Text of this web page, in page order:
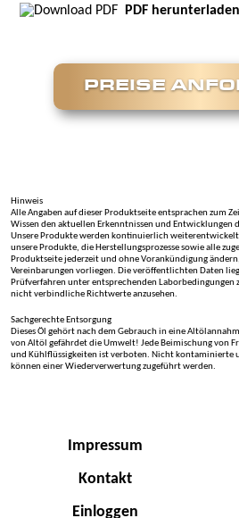
PDF herunterladen
PREISE
Hinweis
Alle Angaben auf dieser Produktseite entsprachen zum
Wissen den aktuellen Erkenntnissen und Entwicklungen
Unsere Produkte werden kontinuierlich
unsere Produkte, die Herstellungsprozesse sowie alle
Produktseite jederzeit und ohne Vorankündigung
Vereinbarungen vorliegen. Die veröffentlichten Daten
Prüfverfahren unter entsprechenden Laborbedingungen
nicht verbindliche Richtwerte anzusehen.
Sachgerechte Entsorgung
Dieses Öl gehört nach dem Gebrauch in eine
von Altöl gefährdet die Umwelt! Jede Beimischung von
und Kühlflüssigkeiten ist verboten. Nicht kontaminierte
können einer Wiederverwertung zugeführt werden.
Impressum
Kontakt
Einloggen